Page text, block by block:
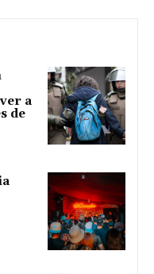
a
de